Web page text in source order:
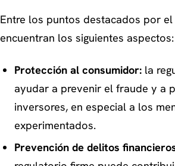
Entre los puntos destacados por
encuentran los siguientes aspectos:
Protección al consumidor:la
ayudar a prevenir el fraude y a
inversores, en especial a los
experimentados.
Prevención de delitos